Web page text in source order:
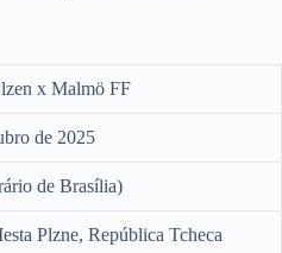
x Malmö FF
de 2025
de Brasília)
Plzne, República Tcheca